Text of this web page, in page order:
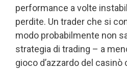
performance a volte
perdite. Un trader che si
modo probabilmente non
strategia di trading – a
gioco d’azzardo del casinò